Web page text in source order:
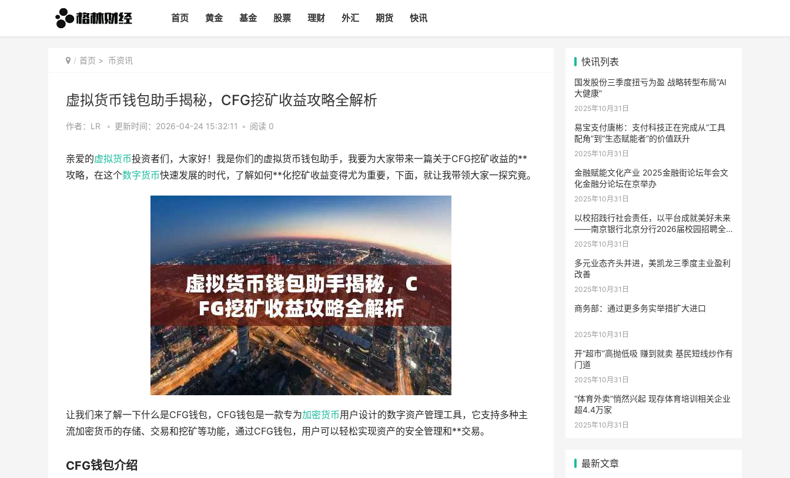
首页 黄金 基金 股票 理财 外汇 期货 快讯
首页 > 币资讯
虚拟货币钱包助手揭秘，CFG挖矿收益攻略全解析
作者：LR • 更新时间：2026-04-24 15:32:11 • 阅读 0
亲爱的虚拟货币投资者们，大家好！我是你们的虚拟货币钱包助手，我要为大家带来一篇关于CFG挖矿收益的**
攻略，在这个数字货币快速发展的时代，了解如何**化挖矿收益变得尤为重要，下面，就让我带领大家一探究竟。
让我们来了解一下什么是CFG钱包，CFG钱包是一款专为加密货币用户设计的数字资产管理工具，它支持多种主
流加密货币的存储、交易和挖矿等功能，通过CFG钱包，用户可以轻松实现资产的安全管理和**交易。
CFG钱包介绍
快讯列表
国发股份三季度扭亏为盈 战略转型布局“AI
大健康”
2025年10月31日
易宝支付唐彬：支付科技正在完成从“工具
配角”到“生态赋能者”的价值跃升
2025年10月31日
金融赋能文化产业 2025金融街论坛年会文
化金融分论坛在京举办
2025年10月31日
以校招践行社会责任，以平台成就美好未来
——南京银行北京分行2026届校园招聘全
面启动
2025年10月31日
多元业态齐头并进，美凯龙三季度主业盈利
改善
2025年10月31日
商务部：通过更多务实举措扩大进口
2025年10月31日
开“超市”高抛低吸 赚到就卖 基民短线炒作有
门道
2025年10月31日
“体育外卖”悄然兴起 现存体育培训相关企业
超4.4万家
2025年10月31日
最新文章